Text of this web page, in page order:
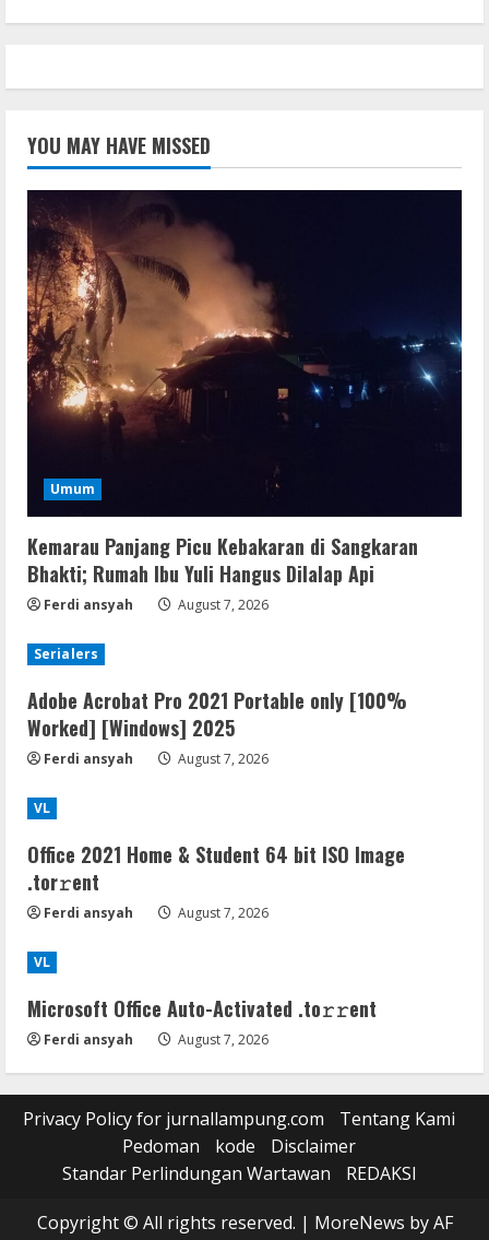
YOU MAY HAVE MISSED
Umum
Kemarau Panjang Picu Kebakaran di Sangkaran
Bhakti; Rumah Ibu Yuli Hangus Dilalap Api
Ferdi ansyah August 7, 2026
Serialers
Adobe Acrobat Pro 2021 Portable only [100%
Worked] [Windows] 2025
Ferdi ansyah August 7, 2026
VL
Office 2021 Home & Student 64 bit ISO Image
.tоr𝚛еnt
Ferdi ansyah August 7, 2026
VL
Microsoft Office Auto-Activated .tо𝚛𝚛еnt
Ferdi ansyah August 7, 2026
Privacy Policy for jurnallampung.com
Tentang Kami
Pedoman
kode
Disclaimer
Standar Perlindungan Wartawan
REDAKSI
Copyright © All rights reserved. | MoreNews by AF